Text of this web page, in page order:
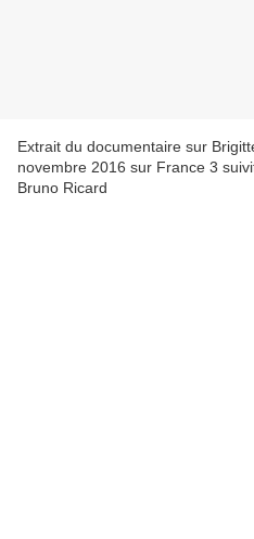
Extrait du documentaire sur
novembre 2016 sur France 3
Bruno Ricard